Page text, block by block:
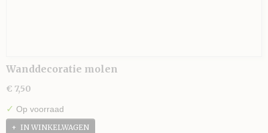
Wanddecoratie molen
€ 7,50
✓ Op voorraad
IN WINKELWAGEN